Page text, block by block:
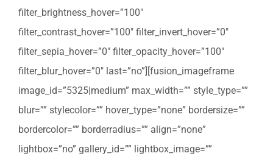
filter_brightness_hover=”100″
filter_contrast_hover=”100″ filter_invert_hover=”0″
filter_sepia_hover=”0″ filter_opacity_hover=”100″
filter_blur_hover=”0″ last=”no”][fusion_imageframe
image_id=”5325|medium” max_width=”” style_type=””
blur=”” stylecolor=”” hover_type=”none” bordersize=””
bordercolor=”” borderradius=”” align=”none”
lightbox=”no” gallery_id=”” lightbox_image=””